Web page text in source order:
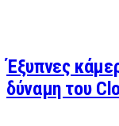
Έξυπνες
δύναμη του